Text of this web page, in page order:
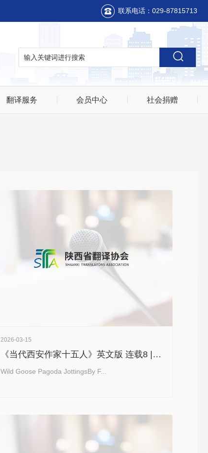
联系电话：029-87815713
翻译服务 会员中心 社会捐赠
2026-03-15
《当代西安作家十五人》英文版 连载8 | 范墩子《雁塔手记》Wild Goose Pagoda Jottings
Wild Goose Pagoda JottingsBy F...